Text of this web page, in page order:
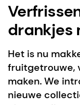
drankjes
Het is nu
fruitgetrouwe,
maken. We
nieuwe